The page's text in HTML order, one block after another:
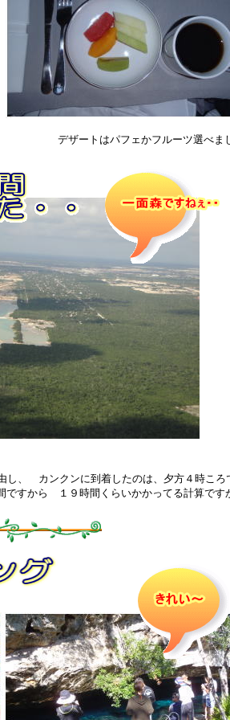
、 カンクンに到着したのは、夕方４時ころ
すから １９時間くらいかかってる計算です
デザートはパフェかフルーツ選べま